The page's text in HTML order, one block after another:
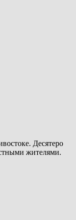
Десятеро
жителями.